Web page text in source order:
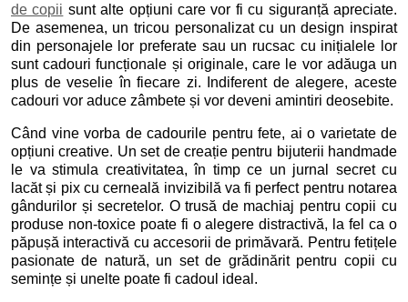
de copii sunt alte opțiuni care vor fi cu siguranță apreciate.
De asemenea, un tricou personalizat cu un design inspirat
din personajele lor preferate sau un rucsac cu inițialele lor
sunt cadouri funcționale și originale, care le vor adăuga un
plus de veselie în fiecare zi. Indiferent de alegere, aceste
cadouri vor aduce zâmbete și vor deveni amintiri deosebite.
Când vine vorba de cadourile pentru fete, ai o varietate de
opțiuni creative. Un set de creație pentru bijuterii handmade
le va stimula creativitatea, în timp ce un jurnal secret cu
lacăt și pix cu cerneală invizibilă va fi perfect pentru notarea
gândurilor și secretelor. O trusă de machiaj pentru copii cu
produse non-toxice poate fi o alegere distractivă, la fel ca o
păpușă interactivă cu accesorii de primăvară. Pentru fetițele
pasionate de natură, un set de grădinărit pentru copii cu
semințe și unelte poate fi cadoul ideal.